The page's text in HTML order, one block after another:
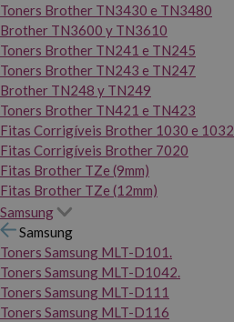
Toners Brother TN3430 e TN3480
Brother TN3600 y TN3610
Toners Brother TN241 e TN245
Toners Brother TN243 e TN247
Brother TN248 y TN249
Toners Brother TN421 e TN423
Fitas Corrigíveis Brother 1030 e 1032
Fitas Corrigíveis Brother 7020
Fitas Brother TZe (9mm)
Fitas Brother TZe (12mm)
Samsung
Samsung
Toners Samsung MLT-D101.
Toners Samsung MLT-D1042.
Toners Samsung MLT-D111
Toners Samsung MLT-D116